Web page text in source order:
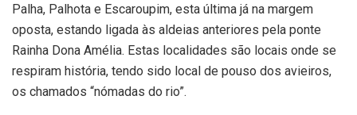
Palha, Palhota e Escaroupim, esta última já na margem
oposta, estando ligada às aldeias anteriores pela ponte
Rainha Dona Amélia. Estas localidades são locais onde se
respiram história, tendo sido local de pouso dos avieiros,
os chamados “nómadas do rio”.